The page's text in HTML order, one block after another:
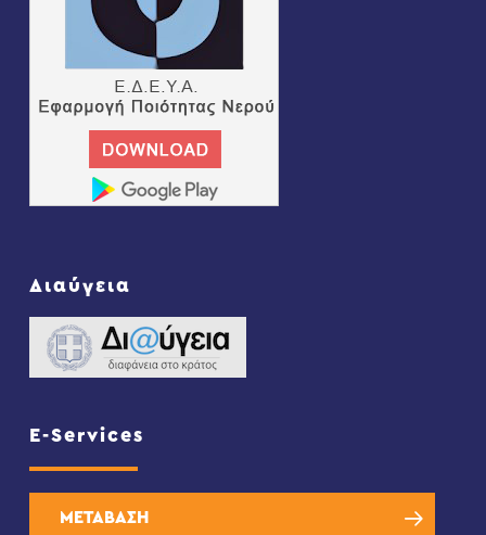
Διαύγεια
E-Services
ΜΕΤΑΒΑΣΗ